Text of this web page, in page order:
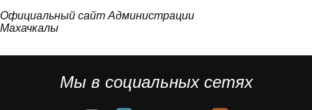
Официальный сайт Администрации
Махачкалы
Мы в социальных сетях